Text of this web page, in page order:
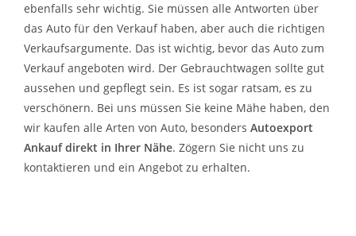
ebenfalls sehr wichtig. Sie müssen alle Antworten über
das Auto für den Verkauf haben, aber auch die richtigen
Verkaufsargumente. Das ist wichtig, bevor das Auto zum
Verkauf angeboten wird. Der Gebrauchtwagen sollte gut
aussehen und gepflegt sein. Es ist sogar ratsam, es zu
verschönern. Bei uns müssen Sie keine Mähe haben, den
wir kaufen alle Arten von Auto, besonders Autoexport
Ankauf direkt in Ihrer Nähe. Zögern Sie nicht uns zu
kontaktieren und ein Angebot zu erhalten.